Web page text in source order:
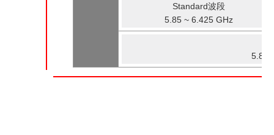
Standard波段
5.85 ~ 6.425 GHz
5.85